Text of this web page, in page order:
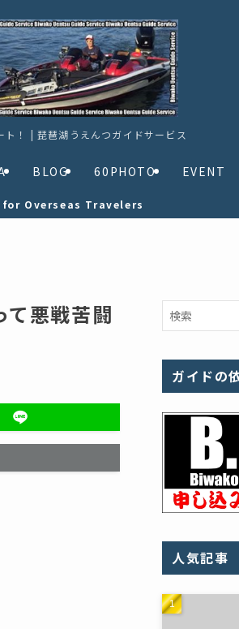
！ | 琵琶湖うえんつガイドサービス
BLOG 60PHOTO EVENT
Overseas Travelers
悪戦苦闘
ガイドの
人気記事